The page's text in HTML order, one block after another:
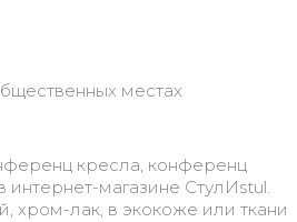
местах
кресла, конференц
интернет-магазине СтулИstul.
лак, в экокоже или ткани